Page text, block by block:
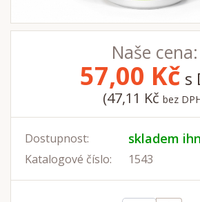
Naše cena:
57,00 Kč s
(47,11 Kč bez
Dostupnost: skladem
Katalogové číslo: 1543